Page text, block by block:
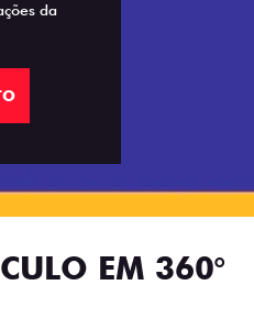
da
EM 360°